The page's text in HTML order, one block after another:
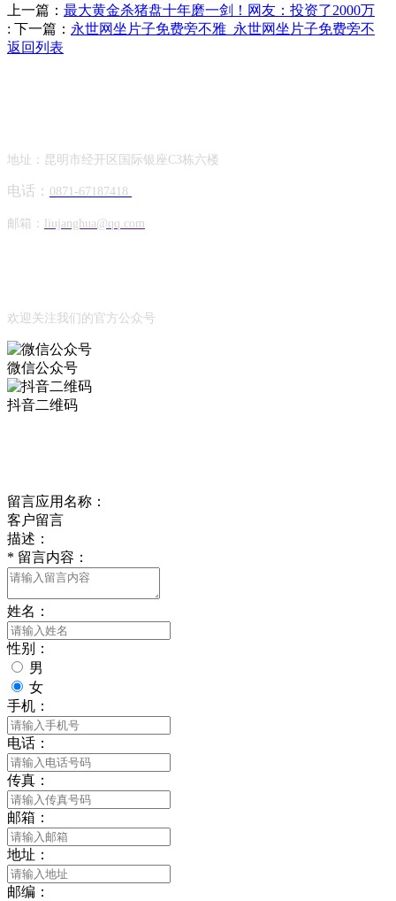
上一篇： 最大黄金杀猪盘十年磨一剑！网友：投资了2000万
: 下一篇： 永世网坐片子免费旁不雅_永世网坐片子免费旁不
返回列表
地址：昆明市经开区国际银座C3栋六楼
电话： 0871-67187418
邮箱： liujanghua@qq.com
欢迎关注我们的官方公众号
微信公众号
抖音二维码
留言应用名称：
客户留言
描述：
* 留言内容：
姓名：
性别：
男
女
手机：
电话：
传真：
邮箱：
地址：
邮编：